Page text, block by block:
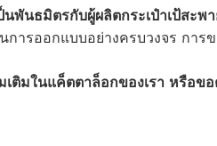
พันธมิตรกับผู้ผลิตกระเป๋าเป้สะพ
นการออกแบบอย่างครบวงจร กา
เติมในแค็ตตาล็อกของเรา หรือข